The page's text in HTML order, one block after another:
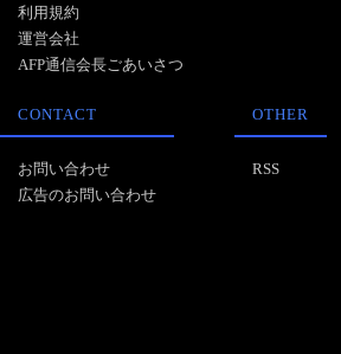
利用規約
運営会社
AFP通信会長ごあいさつ
CONTACT
お問い合わせ
広告のお問い合わせ
OTHER
RSS